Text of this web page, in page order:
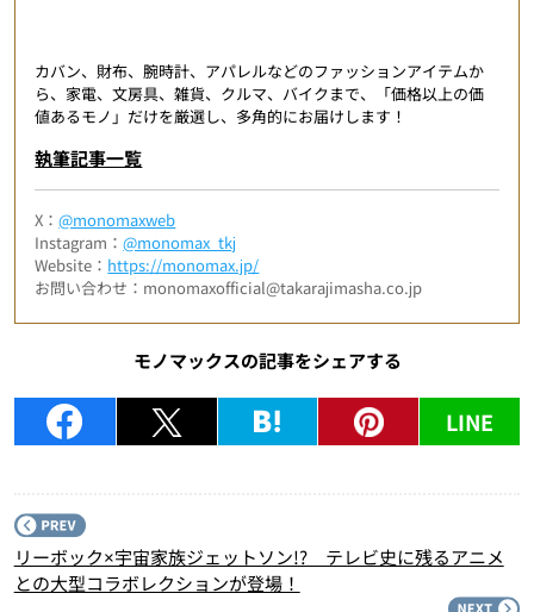
カバン、財布、腕時計、アパレルなどのファッションアイテムか
ら、家電、文房具、雑貨、クルマ、バイクまで、「価格以上の価
値あるモノ」だけを厳選し、多角的にお届けします！
執筆記事一覧
X：@monomaxweb
Instagram：@monomax_tkj
Website： https://monomax.jp/
お問い合わせ：monomaxofficial@takarajimasha.co.jp
モノマックスの記事をシェアする
LINE
リーボック×宇宙家族ジェットソン!? テレビ史に残るアニメ
との大型コラボレクションが登場！